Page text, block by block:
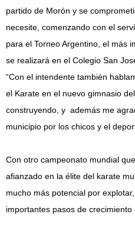
partido de Morón y se
necesite, comenzando con el
para el Torneo Argentino, el más
se realizará en el Colegio San
“Con el intendente también
el Karate en el nuevo gimnasio
construyendo, y además me
municipio por los chicos y el
Con otro campeonato mundial
afianzado en la élite del karate
mucho más potencial por
importantes pasos de